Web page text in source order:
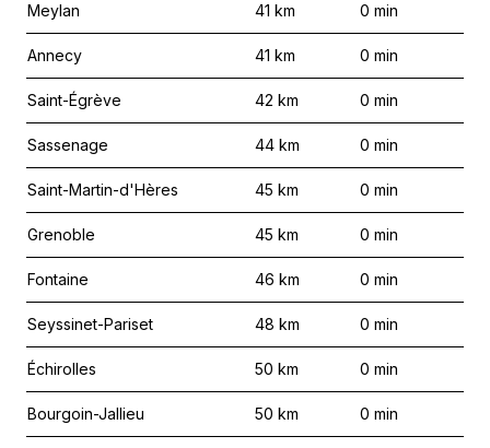
Meylan 41 km 0 min
Annecy 41 km 0 min
Saint-Égrève 42 km 0 min
Sassenage 44 km 0 min
Saint-Martin-d'Hères 45 km 0 min
Grenoble 45 km 0 min
Fontaine 46 km 0 min
Seyssinet-Pariset 48 km 0 min
Échirolles 50 km 0 min
Bourgoin-Jallieu 50 km 0 min